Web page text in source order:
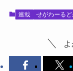
連載 せがわーる